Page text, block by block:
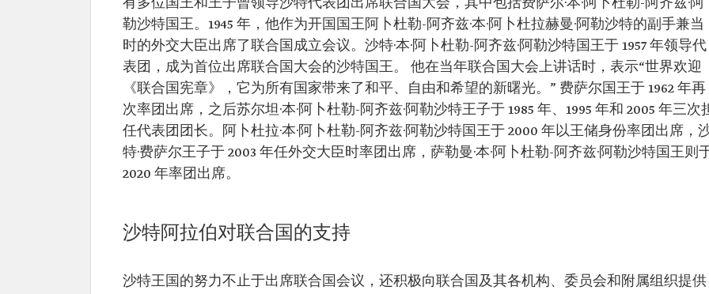
有多位国王和王子曾领导沙特代表团出席联合国大会，其中包括费萨尔·本·阿卜杜勒-阿齐兹·阿
勒沙特国王。1945 年，他作为开国国王阿卜杜勒-阿齐兹·本·阿卜杜拉赫曼·阿勒沙特的副手兼当
时的外交大臣出席了联合国成立会议。沙特·本·阿卜杜勒-阿齐兹·阿勒沙特国王于 1957 年领导代
表团，成为首位出席联合国大会的沙特国王。 他在当年联合国大会上讲话时，表示“世界欢迎
《联合国宪章》，它为所有国家带来了和平、自由和希望的新曙光。” 费萨尔国王于 1962 年再
次率团出席，之后苏尔坦·本·阿卜杜勒-阿齐兹·阿勒沙特王子于 1985 年、1995 年和 2005 年三次
任代表团团长。阿卜杜拉·本·阿卜杜勒-阿齐兹·阿勒沙特国王于 2000 年以王储身份率团出席，
特·费萨尔王子于 2003 年任外交大臣时率团出席，萨勒曼·本·阿卜杜勒-阿齐兹·阿勒沙特国王则
2020 年率团出席。
沙特阿拉伯对联合国的支持
沙特王国的努力不止于出席联合国会议，还积极向联合国及其各机构、委员会和附属组织提供